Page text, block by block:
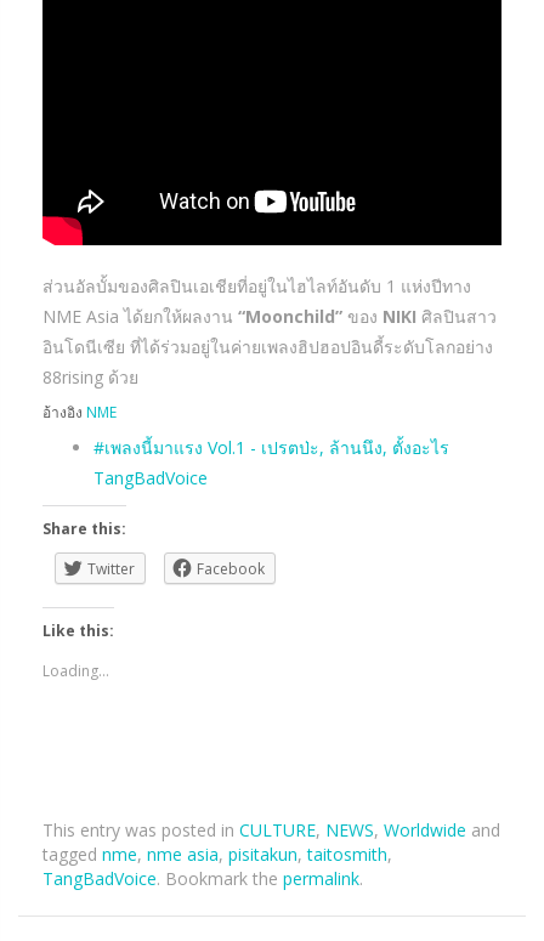
ส่วนอัลบั้มของศิลปินเอเชียที่อยู่ในไฮไลท์อันดับ 1 แห่งปีทาง
NME Asia ได้ยกให้ผลงาน “Moonchild” ของ NIKI ศิลปินสาว
อินโดนีเซีย ที่ได้ร่วมอยู่ในค่ายเพลงฮิปฮอปอินดี้ระดับโลกอย่าง
88rising ด้วย
อ้างอิง NME
#เพลงนี้มาแรง Vol.1 -​ เปรตป่ะ, ล้านนึง, ตั้งอะไร
TangBadVoice
Share this:
Twitter
Facebook
Like this:
Loading...
This entry was posted in CULTURE, NEWS, Worldwide and
tagged nme, nme asia, pisitakun,taitosmith,
TangBadVoice. Bookmark the permalink.